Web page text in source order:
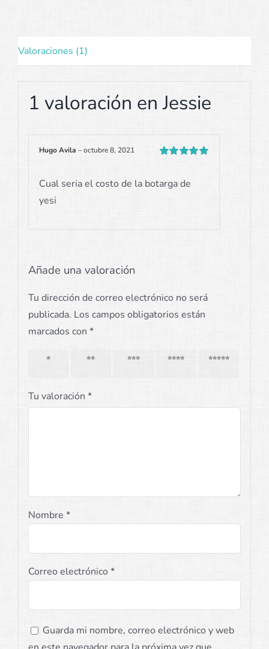
Valoraciones (1)
1 valoración enJessie
Hugo Avila– octubre 8, 2021
Cual seria el costo de la botarga de
yesi
Añade una valoración
Tu dirección de correo electrónico no será
publicada. Los campos obligatorios están
marcados con *
1 de 5 2 de 5 3 de 5 4 de 5 5 de 5
Tu valoración *
Nombre *
Correo electrónico *
Guarda mi nombre, correo electrónico y web